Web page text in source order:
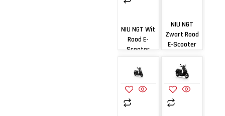
NIU NGT Wit
Rood E-
Scooter
NIU NGT
Zwart Rood
E-Scooter